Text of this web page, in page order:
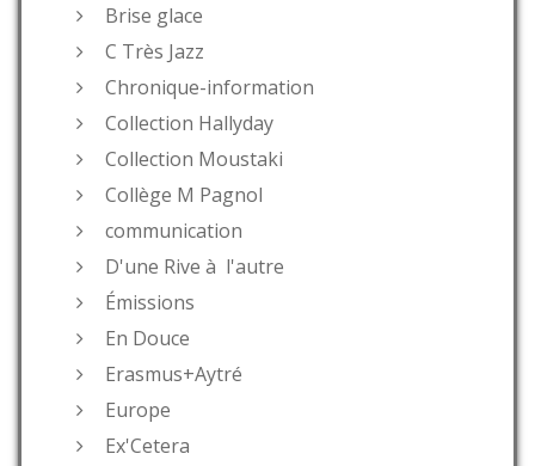
Brise glace
C Très Jazz
Chronique-information
Collection Hallyday
Collection Moustaki
Collège M Pagnol
communication
D'une Rive à l'autre
Émissions
En Douce
Erasmus+Aytré
Europe
Ex'Cetera